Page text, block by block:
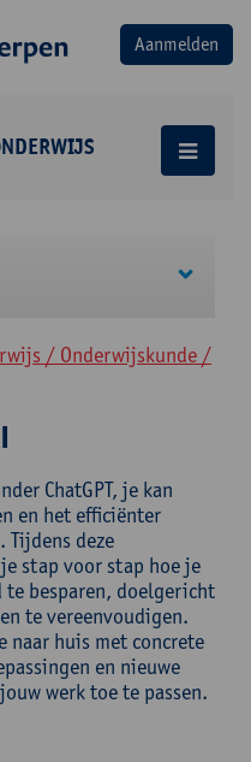
/ Onderwijskunde /
ChatGPT, je kan
en het efficiënter
Tijdens deze
stap voor stap hoe je
besparen, doelgericht
te vereenvoudigen.
naar huis met concrete
en nieuwe
werk toe te passen.